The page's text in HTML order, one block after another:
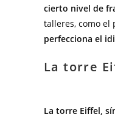
cierto nivel de
talleres, como el
perfecciona el
La torre
La torre Eiffel,